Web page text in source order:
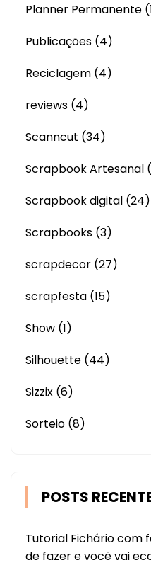
Planner Permanente
Publicações (4)
Reciclagem (4)
reviews (4)
Scanncut (34)
Scrapbook Artesanal
Scrapbook digital (24)
Scrapbooks (3)
scrapdecor (27)
scrapfesta (15)
Show (1)
Silhouette (44)
Sizzix (6)
Sorteio (8)
POSTS
Tutorial Fichário com
de fazer e você vai